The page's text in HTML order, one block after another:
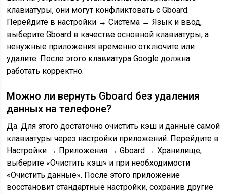
клавиатуры, они могут конфликтовать с Gboard.
Перейдите в настройки → Система → Язык и ввод,
выберите Gboard в качестве основной клавиатуры, а
ненужные приложения временно отключите или
удалите. После этого клавиатура Google должна
работать корректно.
Можно ли вернуть Gboard без удаления
данных на телефоне?
Да. Для этого достаточно очистить кэш и данные самой
клавиатуры через настройки приложений. Перейдите в
Настройки → Приложения → Gboard → Хранилище,
выберите «Очистить кэш» и при необходимости
«Очистить данные». После этого приложение
восстановит стандартные настройки, сохранив другие